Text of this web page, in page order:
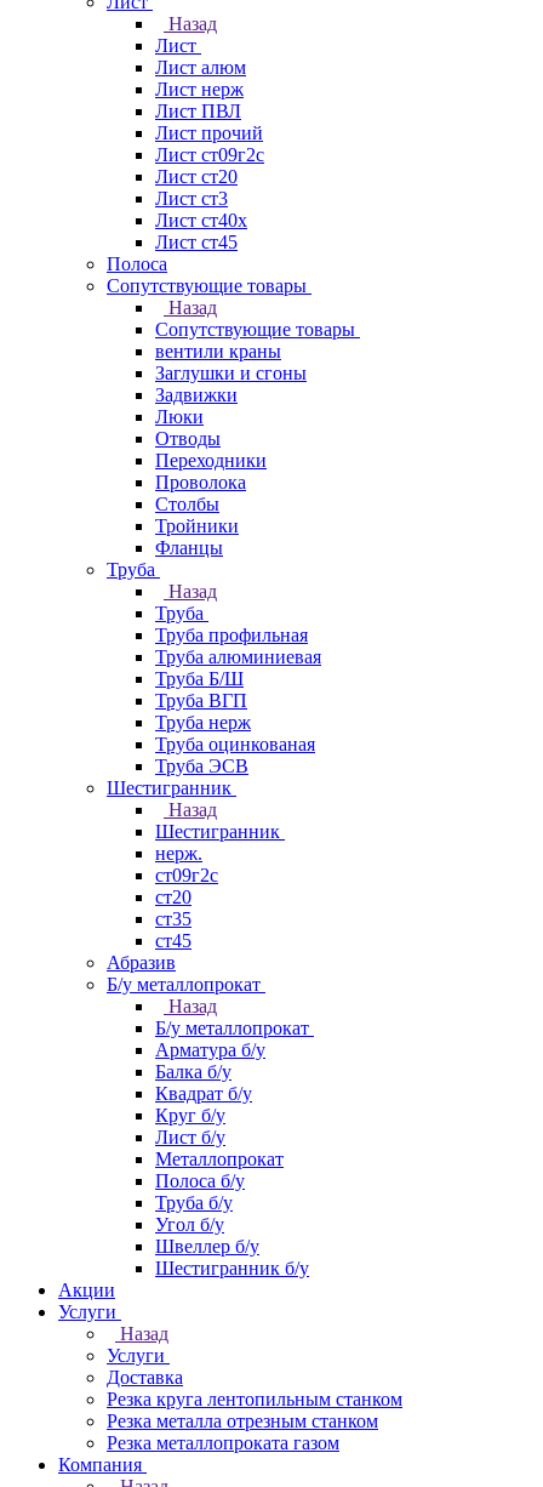
Назад
Лист
Лист алюм
Лист нерж
Лист ПВЛ
Лист прочий
Лист ст09г2с
Лист ст20
Лист ст3
Лист ст40х
Лист ст45
Полоса
Сопутствующие товары
Назад
Сопутствующие товары
вентили краны
Заглушки и сгоны
Задвижки
Люки
Отводы
Переходники
Проволока
Столбы
Тройники
Фланцы
Труба
Назад
Труба
Труба профильная
Труба алюминиевая
Труба Б/Ш
Труба ВГП
Труба нерж
Труба оцинкованая
Труба ЭСВ
Шестигранник
Назад
Шестигранник
нерж.
ст09г2с
ст20
ст35
ст45
Абразив
Б/у металлопрокат
Назад
Б/у металлопрокат
Арматура б/у
Балка б/у
Квадрат б/у
Круг б/у
Лист б/у
Металлопрокат
Полоса б/у
Труба б/у
Угол б/у
Швеллер б/у
Шестигранник б/у
Акции
Услуги
Назад
Услуги
Доставка
Резка круга лентопильным станком
Резка металла отрезным станком
Резка металлопроката газом
Компания